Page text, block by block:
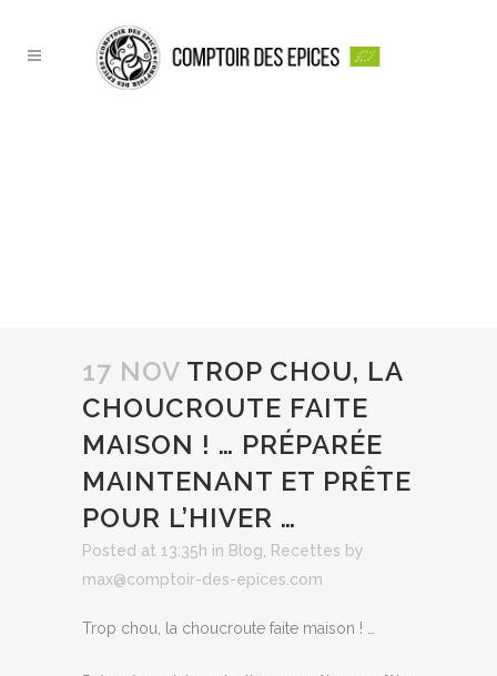
17 NOV TROP CHOU, LA
CHOUCROUTE FAITE
MAISON ! … PRÉPARÉE
MAINTENANT ET PRÊTE
POUR L’HIVER …
Posted at 13:35h in Blog Recettes by
max@comptoir-des-epices.com
Trop chou, la choucroute faite maison ! …